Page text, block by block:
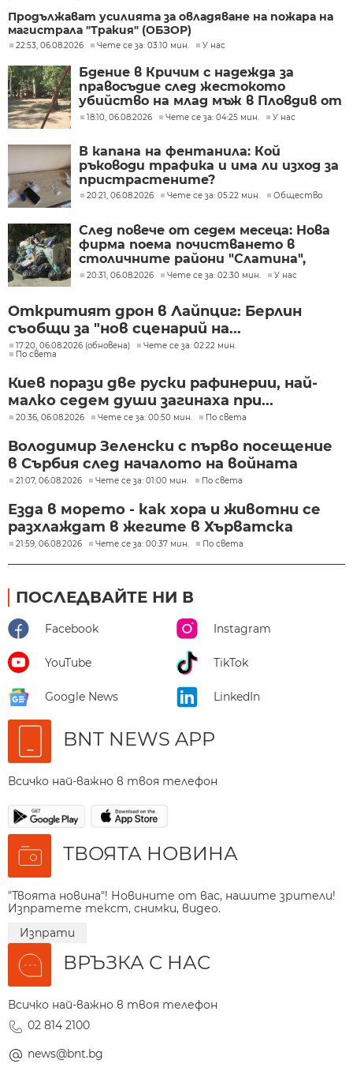
Продължават усилията за овладяване на пожара на
магистрала "Тракия" (ОБЗОР)
22:53, 06.08.2026 Чете се за: 03:10 мин. У нас
Бдение в Кричим с надежда за
правосъдие след жестокото
убийство на млад мъж в Пловдив от
тийнейджъри
18:10, 06.08.2026 Чете се за: 04:25 мин. У нас
В капана на фентанила: Кой
ръководи трафика и има ли изход за
пристрастените?
20:21, 06.08.2026 Чете се за: 05:22 мин. Общество
След повече от седем месеца: Нова
фирма поема почистването в
столичните райони "Слатина",
"Подуяне" и "Изгрев"
20:31, 06.08.2026 Чете се за: 02:30 мин. У нас
Откритият дрон в Лайпциг: Берлин
съобщи за "нов сценарий на...
17:20, 06.08.2026 (обновена)
Чете се за: 02:22 мин.
По света
Киев порази две руски рафинерии, най-
малко седем души загинаха при...
20:36, 06.08.2026 Чете се за: 00:50 мин. По света
Володимир Зеленски с първо посещение
в Сърбия след началото на войната
21:07, 06.08.2026 Чете се за: 01:00 мин. По света
Езда в морето - как хора и животни се
разхлаждат в жегите в Хърватска
21:59, 06.08.2026 Чете се за: 00:37 мин. По света
ПОСЛЕДВАЙТЕ НИ В
Facebook Instagram
YouTube TikTok
Google News LinkedIn
BNT NEWS APP
Всичко най-важно в твоя телефон
ТВОЯТА НОВИНА
"Твоята новина"! Новините от вас, нашите зрители!
Изпратете текст, снимки, видео.
Изпрати
ВРЪЗКА С НАС
Всичко най-важно в твоя телефон
02 814 2100
news@bnt.bg